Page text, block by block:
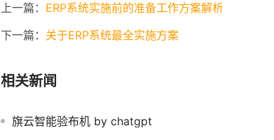
上一篇： ERP系统实施前的准备工作方案解析
下一篇： 关于ERP系统最全实施方案
相关新闻
旗云智能验布机 by chatgpt